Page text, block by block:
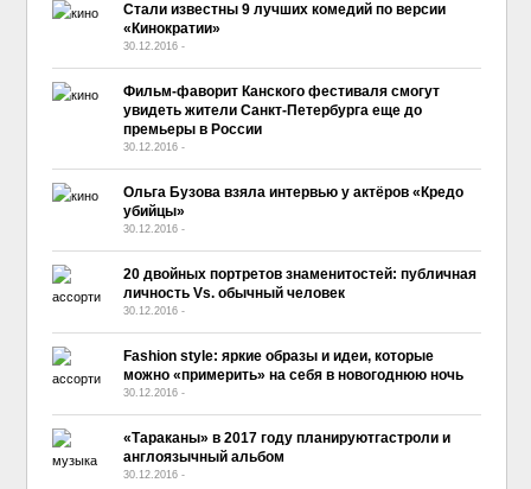
Стали известны 9 лучших комедий по версии
«Кинократии»
30.12.2016 -
Фильм-фаворит Канского фестиваля смогут
увидеть жители Санкт-Петербурга еще до
премьеры в России
30.12.2016 -
Ольга Бузова взяла интервью у актёров «Кредо
убийцы»
30.12.2016 -
20 двойных портретов знаменитостей: публичная
личность Vs. обычный человек
30.12.2016 -
Fashion style: яркие образы и идеи, которые
можно «примерить» на себя в новогоднюю ночь
30.12.2016 -
«Тараканы» в 2017 году планируютгастроли и
англоязычный альбом
30.12.2016 -